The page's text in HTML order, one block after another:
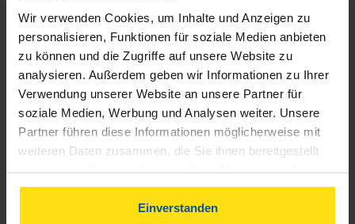
Wir verwenden Cookies, um Inhalte und Anzeigen zu
personalisieren, Funktionen für soziale Medien anbieten
zu können und die Zugriffe auf unsere Website zu
analysieren. Außerdem geben wir Informationen zu Ihrer
Verwendung unserer Website an unsere Partner für
soziale Medien, Werbung und Analysen weiter. Unsere
Partner führen diese Informationen möglicherweise mit
weiteren Daten zusammen, die Sie ihnen bereitgestellt
haben oder die sie im Rahmen Ihrer Nutzung der Dienste
gesammelt haben. Indem Sie auf Einverstanden klicken,
können Sie der Verwendung von Cookies, gemäß
Einverstanden
Frau Stenzel nimmt sich Zeit bei Fragen. Fragen werden
zeitnah beantwortet. Man muss die Beratungsstelle nicht
aufsuchen, es geht alles Problemlos Digital (auch das
übersenden von Belegen, e.t.c) und telefonisch. Ich bin sehr
zufrieden und froh das ich damals zu Ihr gewechselt bin.